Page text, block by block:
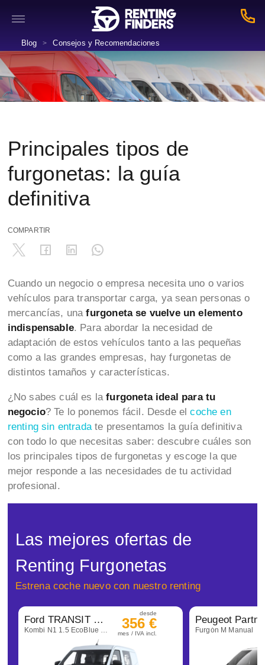
Blog > Consejos y Recomendaciones
Principales tipos de
furgonetas: la guía
definitiva
COMPARTIR
Cuando un negocio o empresa necesita uno o varios
vehículos para transportar carga, ya sean personas o
mercancías, unafurgoneta se vuelve un elemento
indispensable. Para abordar la necesidad de
adaptación de estos vehículos tanto a las pequeñas
como a las grandes empresas, hay furgonetas de
distintos tamaños y características.
¿No sabes cuál es lafurgoneta ideal para tu
negocio? Te lo ponemos fácil. Desde elcoche en
renting sin entradate presentamos la guía definitiva
con todo lo que necesitas saber: descubre cuáles son
los principales tipos de furgonetas y escoge la que
mejor responde a las necesidades de tu actividad
profesional.
Las mejores ofertas de
Renting Furgonetas
Estrena coche nuevo con nuestro renting
Ford TRANSIT COURIER
desde
356 €
mes / IVA incl.
Peugeot
Furgón M Manual